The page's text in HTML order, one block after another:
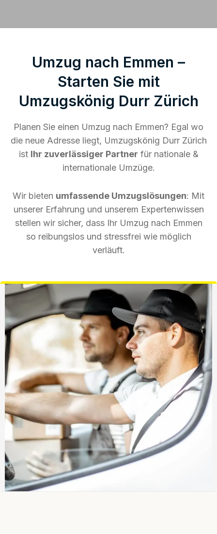
Umzug nach Emmen –
Starten Sie mit
Umzugskönig Durr Zürich
Planen Sie einen Umzug nach Emmen? Egal wo
die neue Adresse liegt, Umzugskönig Durr Zürich
ist Ihr zuverlässiger Partner für nationale &
internationale Umzüge.
Wir bieten umfassende Umzugslösungen: Mit
unserer Erfahrung und unserem Expertenwissen
stellen wir sicher, dass Ihr Umzug nach Emmen
so reibungslos und stressfrei wie möglich
verläuft.